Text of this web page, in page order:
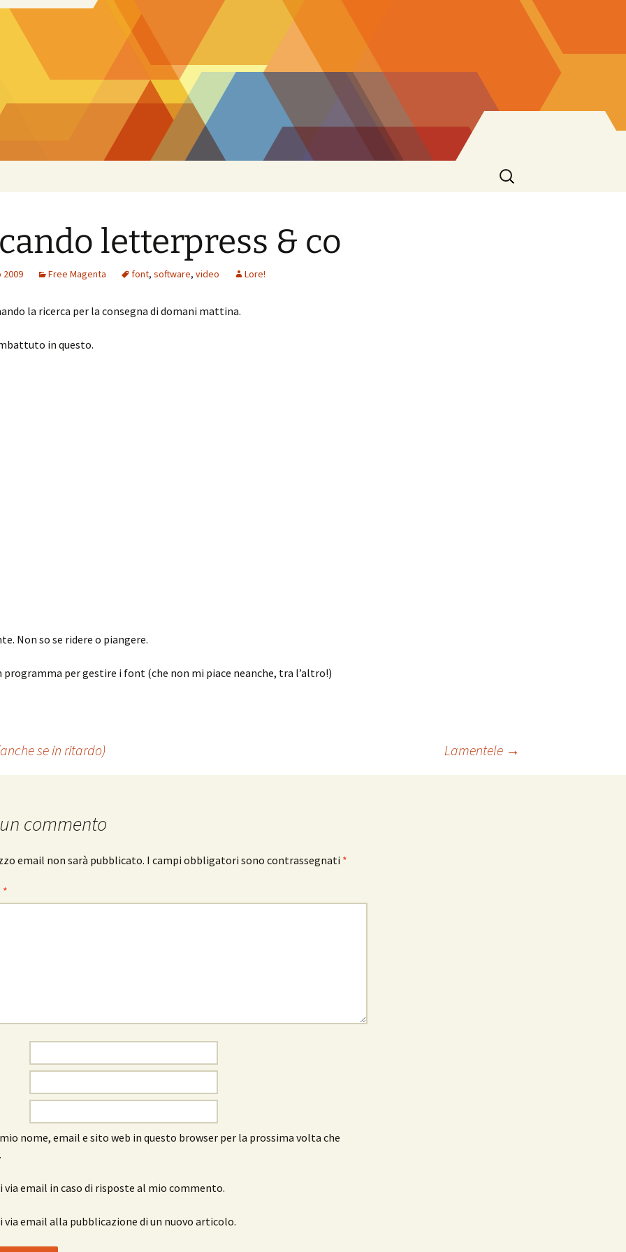
Ricerca
per:
letterpress & co
2009 Free Magenta font, software, video Lore!
la ricerca per la consegna di domani mattina.
in questo.
Non so se ridere o piangere.
programma per gestire i font (che non mi piace neanche, tra l’altro!)
se in ritardo) Lamentele →
commento
email non sarà pubblicato. I campi obbligatori sono contrassegnati *
*
nome, email e sito web in questo browser per la prossima volta che
via email in caso di risposte al mio commento.
via email alla pubblicazione di un nuovo articolo.